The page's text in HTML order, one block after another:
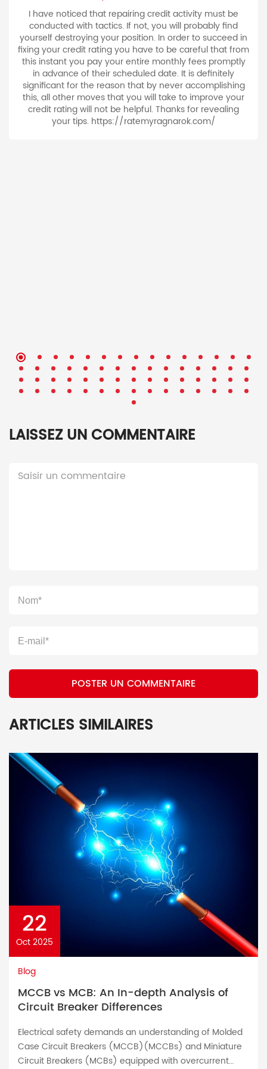
I have noticed that repairing credit activity must be
conducted with tactics. If not, you will probably find
yourself destroying your position. In order to succeed in
fixing your credit rating you have to be careful that from
this instant you pay your entire monthly fees promptly
in advance of their scheduled date. It is definitely
significant for the reason that by never accomplishing
this, all other moves that you will take to improve your
credit rating will not be helpful. Thanks for revealing
your tips. https://ratemyragnarok.com/
LAISSEZ UN COMMENTAIRE
POSTER UN COMMENTAIRE
ARTICLES SIMILAIRES
22
Oct 2025
Blog
MCCB vs MCB: An In-depth Analysis of
Circuit Breaker Differences
Electrical safety demands an understanding of Molded
Case Circuit Breakers (MCCB)(MCCBs) and Miniature
Circuit Breakers (MCBs) equipped with overcurrent